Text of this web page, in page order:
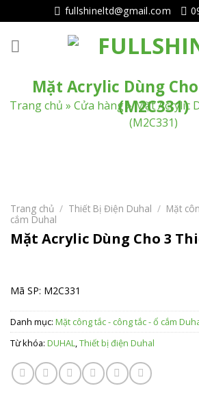
tục
tới
fullshineltd@gmail.com
Mặt Acrylic Dùng
(M2C331)
Trang chủ » Cửa hàng»Mặt Acrylic
(M2C331)
Trang chủ / Thiết Bị Điện Duhal / Mặt
cắm Duhal
Mặt Acrylic Dùng Cho 3
Mã SP: M2C331
Danh mục: Mặt công tắc - công tắc - ổ cắm
Từ khóa: DUHAL,Thiết bị điện Duhal